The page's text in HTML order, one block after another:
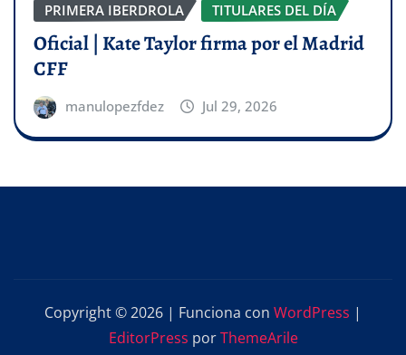
PRIMERA IBERDROLA
TITULARES DEL DÍA
Oficial | Kate Taylor firma por el Madrid
CFF
manulopezfdez Jul 29, 2026
Copyright © 2026 | Funciona con WordPress |
EditorPress porThemeArile